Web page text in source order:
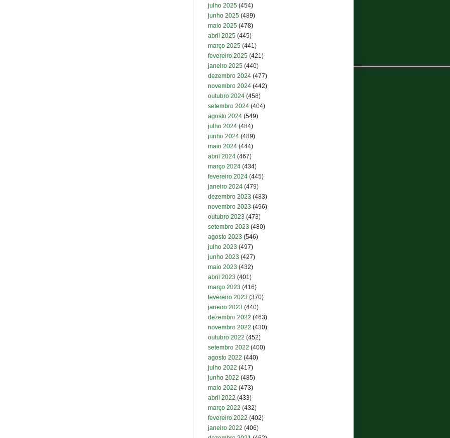
julho 2025 (454)
junho 2025 (489)
maio 2025 (478)
abril 2025 (445)
março 2025 (441)
fevereiro 2025 (421)
janeiro 2025 (440)
dezembro 2024 (477)
novembro 2024 (442)
outubro 2024 (458)
setembro 2024 (404)
agosto 2024 (549)
julho 2024 (484)
junho 2024 (489)
maio 2024 (444)
abril 2024 (467)
março 2024 (434)
fevereiro 2024 (445)
janeiro 2024 (479)
dezembro 2023 (483)
novembro 2023 (496)
outubro 2023 (473)
setembro 2023 (480)
agosto 2023 (546)
julho 2023 (497)
junho 2023 (427)
maio 2023 (432)
abril 2023 (401)
março 2023 (416)
fevereiro 2023 (370)
janeiro 2023 (440)
dezembro 2022 (463)
novembro 2022 (430)
outubro 2022 (452)
setembro 2022 (400)
agosto 2022 (440)
julho 2022 (417)
junho 2022 (485)
maio 2022 (473)
abril 2022 (433)
março 2022 (432)
fevereiro 2022 (402)
janeiro 2022 (406)